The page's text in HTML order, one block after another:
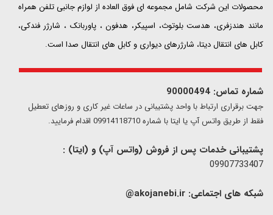
محصولات این شرکت شامل مجموعه ای فوق العاده از لوازم جانبی تلفن همراه
مانند هندزفری، هدست بلوتوث، اسپیکر، هدفون ، پاوربانک ، شارژر فندکی،
کابل های انتقال دیتا، شارژرهای دیواری و کابل های انتقال صدا است.
شماره تماس: 90000494
​​جهت برقراری ارتباط با واحد پشتیبانی در ساعات غیر کاری و روزهای تعطیل
فقط از طریق واتس آپ یا ایتا با شماره 09914118710 اقدام فرمایید.
پشتیبانی خدمات پس از فروش (واتس آپ) و (ایتا) :
09907733407
شبکه های اجتماعی: akojanebi.ir@